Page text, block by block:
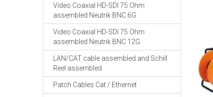
Video Coaxial HD-SDI 75 Ohm
assembled Neutrik BNC 6G
Video Coaxial HD-SDI 75 Ohm
assembled Neutrik BNC 12G
LAN/CAT cable assembled and Schill
Reel assembled
Patch Cables Cat / Ethernet